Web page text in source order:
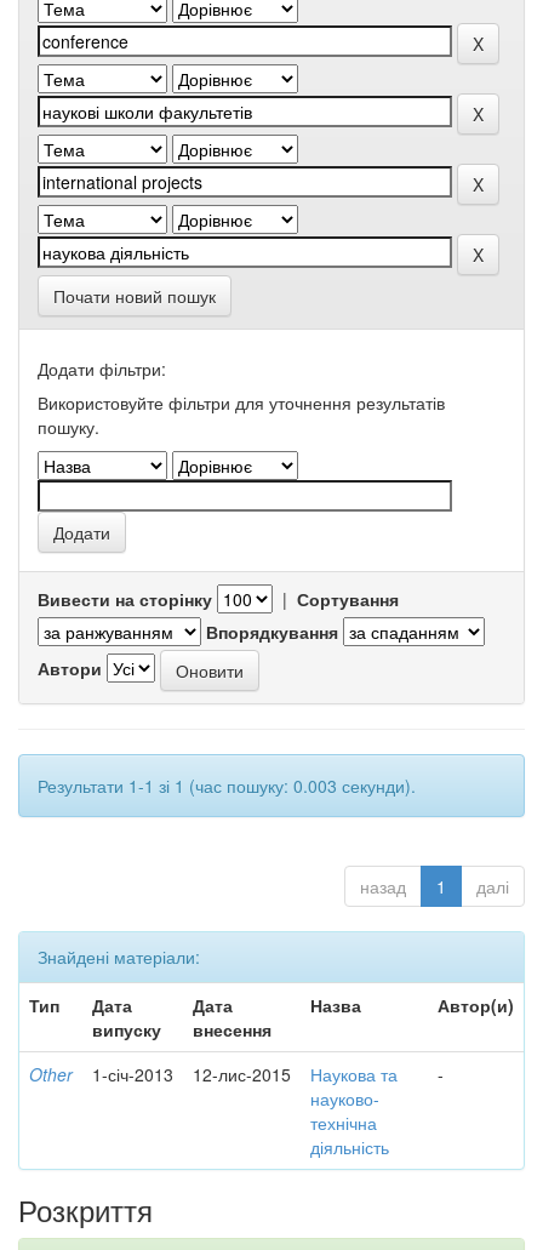
Почати новий пошук
Додати фільтри:
Використовуйте фільтри для уточнення результатів
пошуку.
Вивести на сторінку | Сортування
Впорядкування
Автори
Результати 1-1 зі 1 (час пошуку: 0.003 секунди).
назад 1 далі
Знайдені матеріали:
Тип
Дата
випуску
Дата
внесення
Назва Автор(и)
Other 1-січ-2013 12-лис-2015
Наукова та
науково-
технічна
діяльність
-
Розкриття